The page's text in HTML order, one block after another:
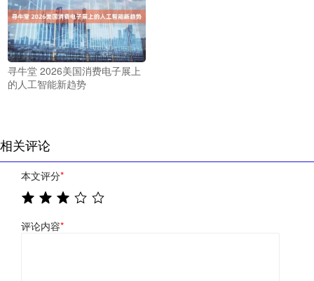
寻牛堂 2026美国消费电子展上
的人工智能新趋势
相关评论
本文评分*
评论内容*